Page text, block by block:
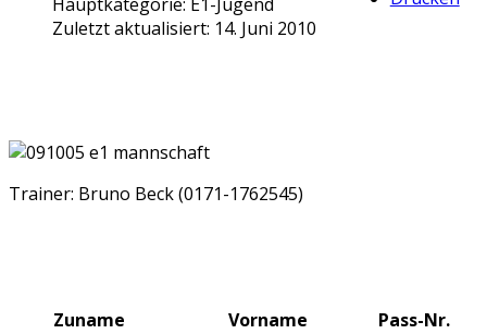
Zuletzt aktualisiert: 14. Juni 2010
Trainer: Bruno Beck (0171-1762545)
Zuname Vorname
Pass-Nr.